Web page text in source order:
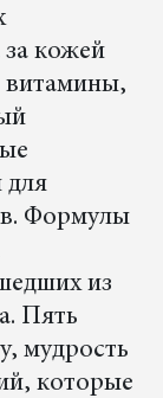
кожей
витамины,
для
Формулы
из
Пять
мудрость
которые